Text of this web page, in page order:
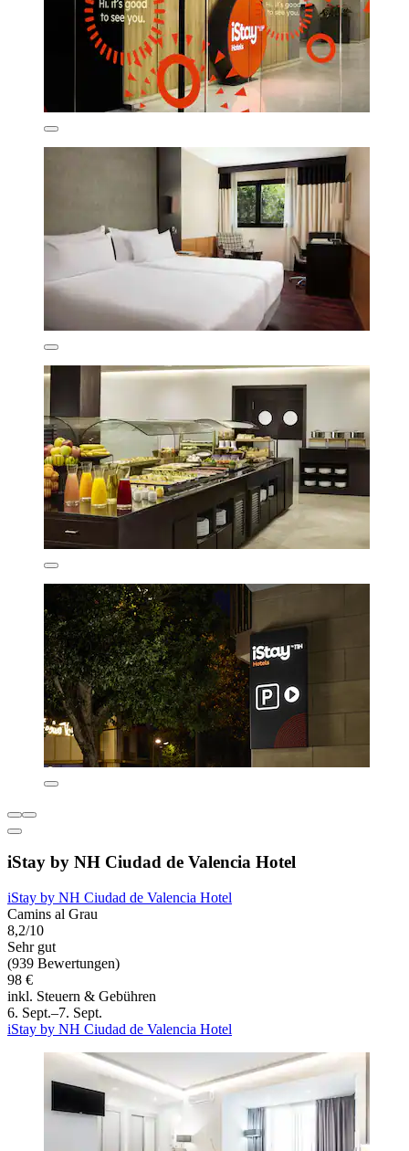
iStay by NH Ciudad de Valencia Hotel
iStay by NH Ciudad de Valencia Hotel
Camins al Grau
8,2/10
Sehr gut
(939 Bewertungen)
98 €
inkl. Steuern & Gebühren
6. Sept.–7. Sept.
iStay by NH Ciudad de Valencia Hotel